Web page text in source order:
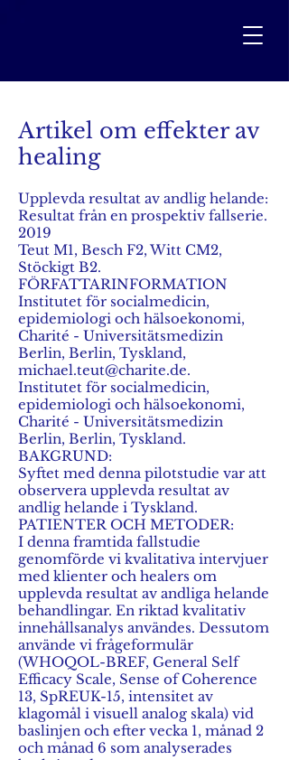
Artikel om effekter av
healing
Upplevda resultat av andlig helande:
Resultat från en prospektiv fallserie.
2019
Teut M1, Besch F2, Witt CM2,
Stöckigt B2.
FÖRFATTARINFORMATION
Institutet för socialmedicin,
epidemiologi och hälsoekonomi,
Charité - Universitätsmedizin
Berlin, Berlin, Tyskland,
michael.teut@charite.de.
Institutet för socialmedicin,
epidemiologi och hälsoekonomi,
Charité - Universitätsmedizin
Berlin, Berlin, Tyskland.
BAKGRUND:
Syftet med denna pilotstudie var att
observera upplevda resultat av
andlig helande i Tyskland.
PATIENTER OCH METODER:
I denna framtida fallstudie
genomförde vi kvalitativa intervjuer
med klienter och healers om
upplevda resultat av andliga helande
behandlingar. En riktad kvalitativ
innehållsanalys användes. Dessutom
använde vi frågeformulär
(WHOQOL-BREF, General Self
Efficacy Scale, Sense of Coherence
13, SpREUK-15, intensitet av
klagomål i visuell analog skala) vid
baslinjen och efter vecka 1, månad 2
och månad 6 som analyserades